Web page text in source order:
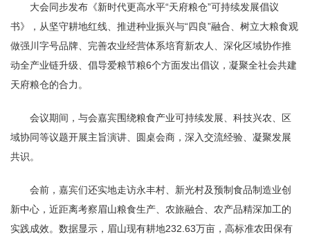
大会同步发布《新时代更高水平“天府粮仓”可持续发展倡议
书》，从坚守耕地红线、推进种业振兴与“四良”融合、树立大粮食观
做强川字号品牌、完善农业经营体系培育新农人、深化区域协作推
动全产业链升级、倡导爱粮节粮6个方面发出倡议，凝聚全社会共建
天府粮仓的合力。
会议期间，与会嘉宾围绕粮食产业可持续发展、科技兴农、区
域协同等议题开展主旨演讲、圆桌会商，深入交流经验、凝聚发展
共识。
会前，嘉宾们还实地走访永丰村、新光村及预制食品制造业创
新中心，近距离考察眉山粮食生产、农旅融合、农产品精深加工的
实践成效。数据显示，眉山现有耕地232.63万亩，高标准农田保有